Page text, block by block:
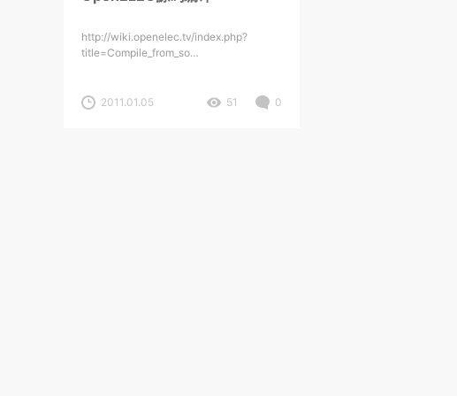
http://wiki.openelec.tv/index.php?
title=Compile_from_so…
2011.01.05 51 0